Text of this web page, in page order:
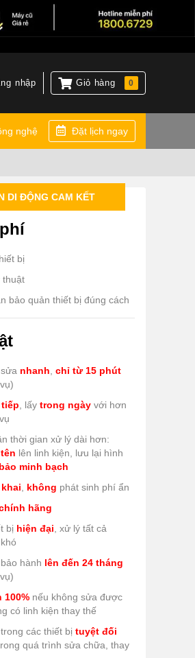
nhập Giỏ hàng 0
nghệ Đặt lịch ngay
DI ĐỘNG CAM KẾT
bị
thuật
bảo quản thiết bị đúng cách
nhanh chỉ từ 15 phút
, lấy trong ngày với hơn
thời gian xử lý dài hơn:
lên linh kiện, lưu lại hình
minh bạch
không phát sinh phí ẩn
hãng
bị hiện đại , xử lý tất cả
hành lên đến 24 tháng
100% nếu không sửa được
có linh kiện thay thế
các thiết bị tuyệt đối
quá trình sửa chữa, thay